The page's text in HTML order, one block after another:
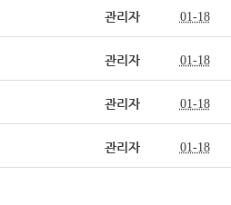
관리자 01-18
관리자 01-18
관리자 01-18
관리자 01-18